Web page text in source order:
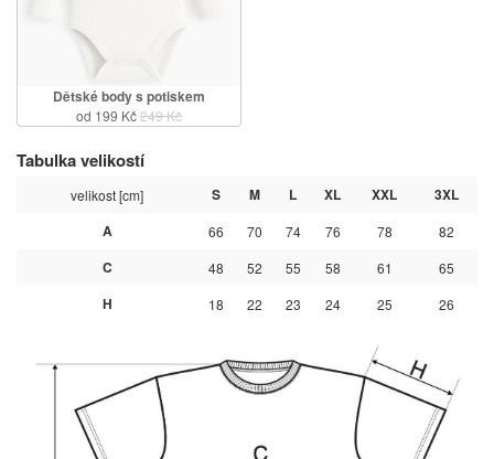
Dětské body s potiskem
od 199 Kč249 Kč
Tabulka velikostí
velikost [cm] S M L XL XXL
3XL
A
66 70 74 76 78 82
C 48 52 55 58 61 65
H 18 22 23 24 25 26